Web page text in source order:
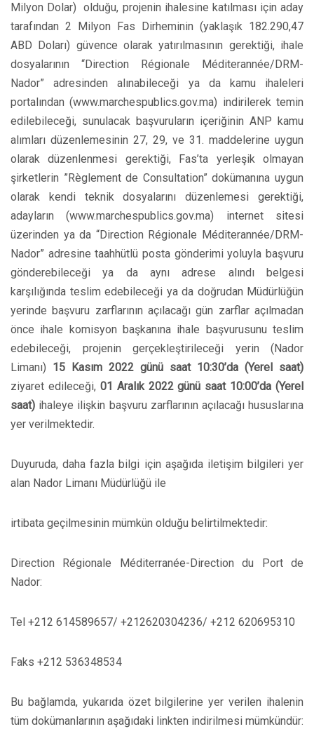
Milyon Dolar) olduğu, projenin ihalesine katılması için aday
tarafından 2 Milyon Fas Dirheminin (yaklaşık 182.290,47
ABD Doları) güvence olarak yatırılmasının gerektiği, ihale
dosyalarının “Direction Régionale Méditerannée/DRM-
Nador” adresinden alınabileceği ya da kamu ihaleleri
portalından (www.marchespublics.gov.ma) indirilerek temin
edilebileceği, sunulacak başvuruların içeriğinin ANP kamu
alımları düzenlemesinin 27, 29, ve 31. maddelerine uygun
olarak düzenlenmesi gerektiği, Fas’ta yerleşik olmayan
şirketlerin ”Règlement de Consultation” dokümanına uygun
olarak kendi teknik dosyalarını düzenlemesi gerektiği,
adayların (www.marchespublics.gov.ma) internet sitesi
üzerinden ya da “Direction Régionale Méditerannée/DRM-
Nador” adresine taahhütlü posta gönderimi yoluyla başvuru
gönderebileceği ya da aynı adrese alındı belgesi
karşılığında teslim edebileceği ya da doğrudan Müdürlüğün
yerinde başvuru zarflarının açılacağı gün zarflar açılmadan
önce ihale komisyon başkanına ihale başvurusunu teslim
edebileceği, projenin gerçekleştirileceği yerin (Nador
Limanı) 15 Kasım 2022 günü saat 10:30’da (Yerel saat)
ziyaret edileceği, 01 Aralık 2022 günü saat 10:00’da (Yerel
saat) ihaleye ilişkin başvuru zarflarının açılacağı hususlarına
yer verilmektedir.
Duyuruda, daha fazla bilgi için aşağıda iletişim bilgileri yer
alan Nador Limanı Müdürlüğü ile
irtibata geçilmesinin mümkün olduğu belirtilmektedir:
Direction Régionale Méditerranée-Direction du Port de
Nador:
Tel +212 614589657/ +212620304236/ +212 620695310
Faks +212 536348534
Bu bağlamda, yukarıda özet bilgilerine yer verilen ihalenin
tüm dokümanlarının aşağıdaki linkten indirilmesi mümkündür: